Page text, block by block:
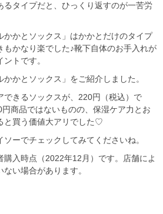
るタイプだと、ひっくり返すのが一苦労
かかとソックス」はかかとだけのタイプ
もかなり楽でした♪靴下自体のお手入れが
トです。
かとソックス」をご紹介しました。
できるソックスが、220円（税込）で
商品ではないものの、保湿ケア力とお
と買う価値大アリでした♡
ーでチェックしてみてくださいね。
入時点（2022年12月）です。店舗によ
い場合があります。